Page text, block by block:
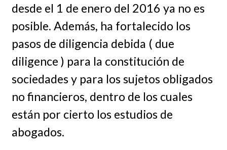
desde el 1 de enero del 2016 ya no es
posible. Además, ha fortalecido los
pasos de diligencia debida ( due
diligence ) para la constitución de
sociedades y para los sujetos obligados
no financieros, dentro de los cuales
están por cierto los estudios de
abogados.